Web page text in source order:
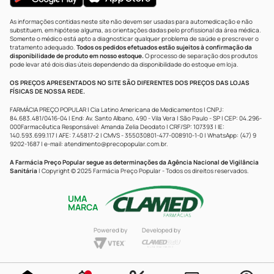
As informações contidas neste site não devem ser usadas para automedicação e não
substituem, em hipótese alguma, as orientações dadas pelo profissional da área médica.
Somente o médico está apto a diagnosticar qualquer problema de saúde e prescrever o
tratamento adequado. Todos os pedidos efetuados estão sujeitos à confirmação da
disponibilidade de produto em nosso estoque.O processo de separação dos produtos
pode levar até dois dias úteis dependendo da disponibilidade do estoque em loja.
OS PREÇOS APRESENTADOS NO SITE SÃO DIFERENTES DOS PREÇOS DAS LOJAS
FÍSICAS DE NOSSA REDE.
FARMÁCIA PREÇO POPULAR | Cia Latino Americana de Medicamentos | CNPJ:
84.683.481/0416-04 | End: Av. Santo Albano, 490 - Vila Vera | São Paulo - SP | CEP: 04.296-
000Farmacêutica Responsável: Amanda Zelia Deodato | CRF/SP: 107393 | IE:
140.593.699.117 | AFE: 7.45817-2 | CMVS - 355030801-477-008910-1-0 | WhatsApp: (47) 9
9202-1687 | e-mail: atendimento@precopopular.com.br.
A Farmácia Preço Popular segue as determinações da Agência Nacional de Vigilância
Sanitária | Copyright © 2025 Farmácia Preço Popular - Todos os direitos reservados.
UMA
MARCA
Powered by Developed by